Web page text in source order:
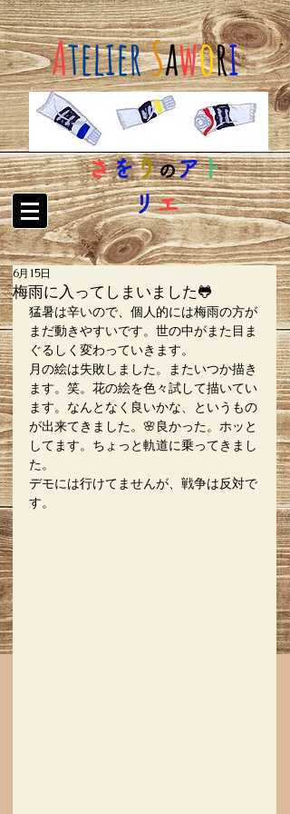
AtelierSawori
さをりのアト
リエ
梅雨に入ってしまいました🐸
6月15日
猛暑は辛いので、個人的には梅雨の方が
まだ動きやすいです。世の中がまた目ま
ぐるしく変わっていきます。
月の絵は失敗しました。またいつか描き
ます。笑。花の絵を色々試して描いてい
ます。なんとなく良いかな、というもの
が出来てきました。🌸良かった。ホッと
してます。ちょっと軌道に乗ってきまし
た。
デモには行けてませんが、戦争は反対で
す。